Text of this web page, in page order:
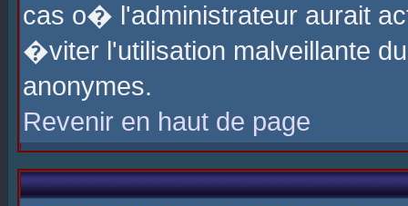
cas o� l'administrateur aurait
�viter l'utilisation malveillante
anonymes.
Revenir en haut de page